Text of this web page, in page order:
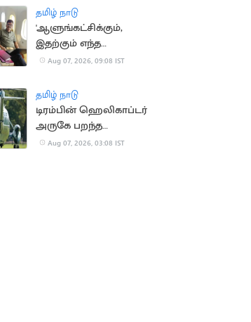
தமிழ் நாடு
'ஆளுங்கட்சிக்கும்,
இதற்கும் எந்த
சம்பந்தமும் இல்லை' -
Aug 07, 2026, 09:08 IST
தமிழ் நாடு
டிரம்பின் ஹெலிகாப்டர்
அருகே பறந்த
பயணிகள் விமானம்
Aug 07, 2026, 03:08 IST